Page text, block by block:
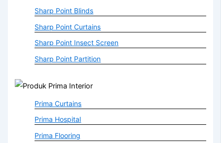
Sharp Point Blinds
Sharp Point Curtains
Sharp Point Insect Screen
Sharp Point Partition
Prima Curtains
Prima Hospital
Prima Flooring